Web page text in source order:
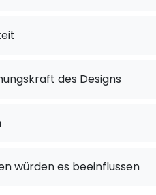
des Designs
würden es beeinflussen